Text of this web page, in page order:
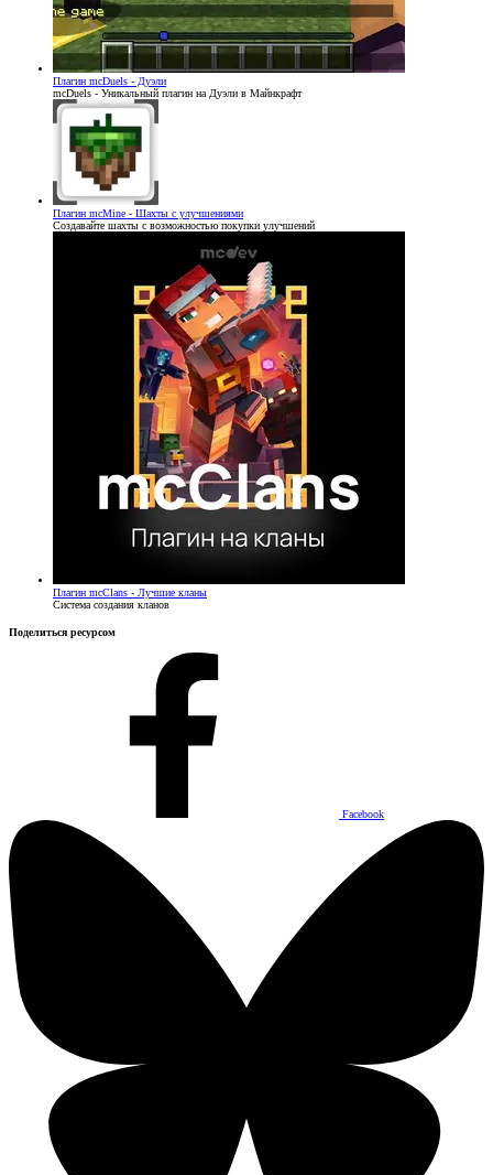
Плагин mcDuels - Дуэли
mcDuels - Уникальный плагин на Дуэли в Майнкрафт
Плагин mcMine - Шахты с улучшениями
Создавайте шахты с возможностью покупки улучшений
Плагин mcClans - Лучшие кланы
Система создания кланов
Поделиться ресурсом
Facebook